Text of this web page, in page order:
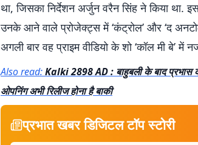
था, जिसका निर्देशन अर्जुन वरैन सिंह ने किया था.
उनके आने वाले प्रोजेक्ट्स में ‘कंट्रोल’ और ‘द
अगली बार वह प्राइम वीडियो के शो ‘कॉल मी बे’ में
Also read:Kalki 2898 AD : बाहुबली के बाद प्रभास
ओपनिंग अभी रिलीज होना है बाकी
प्रभात खबर डिजिटल टॉप स्टोरी